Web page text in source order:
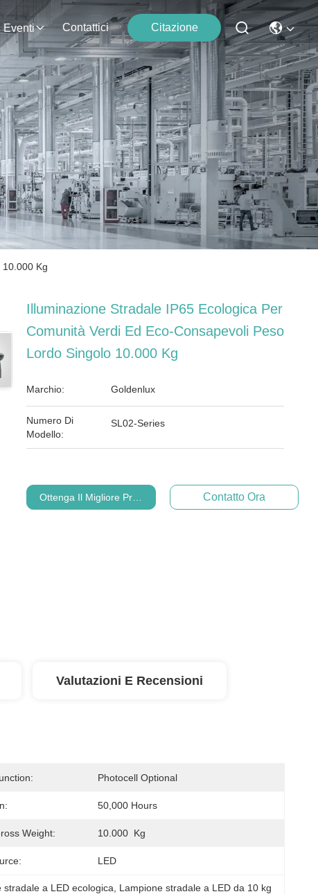
Eventi Contattici Citazione
Kg
Illuminazione Stradale IP65 Ecologica Per
Comunità Verdi Ed Eco-Consapevoli Peso
Lordo Singolo 10.000 Kg
Marchio: Goldenlux
Numero Di
Modello:
SL02-Series
Ottenga Il Migliore Prezzo Contatto Ora
Valutazioni E Recensioni
Photocell Optional
50,000 Hours
Weight: 10.000  Kg
LED
stradale a LED ecologica Lampione stradale a LED da 10 kg